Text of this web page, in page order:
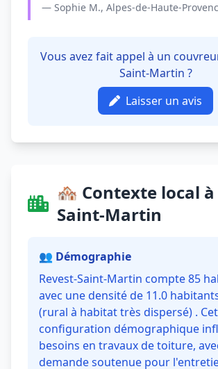
— Sophie M., Alpes-de-Haute-
Vous avez fait appel à un
Saint-Martin ?
Laisser un avis
🏘️ Contexte local à
Saint-Martin
👥 Démographie
Revest-Saint-Martin compte 85
avec une densité de 11.0
(rural à habitat très dispersé) .
configuration démographique
besoins en travaux de toiture,
demande soutenue pour